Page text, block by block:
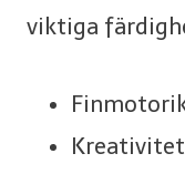
viktiga
Kreativitet